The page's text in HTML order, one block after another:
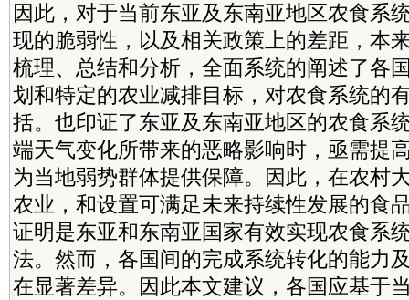
因此，对于当前东亚及东南亚地区农食系
现的脆弱性，以及相关政策上的差距，本
梳理、总结和分析，全面系统的阐述了各
划和特定的农业减排目标，对农食系统的
括。也印证了东亚及东南亚地区的农食系
端天气变化所带来的恶略影响时，亟需提
为当地弱势群体提供保障。因此，在农村
农业，和设置可满足未来持续性发展的食
证明是东亚和东南亚国家有效实现农食系
法。然而，各国间的完成系统转化的能力
在显著差异。因此本文建议，各国应基于